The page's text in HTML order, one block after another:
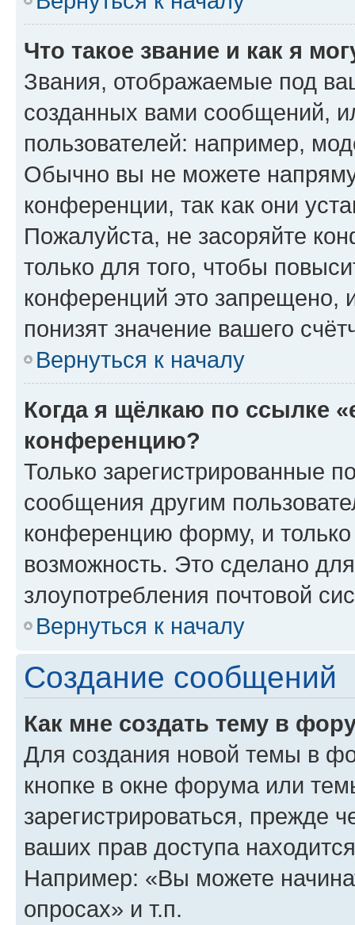
Что такое звание и как я
Звания, отображаемые под
созданных вами сообщений,
пользователей: например,
Обычно вы не можете
конференции, так как они
Пожалуйста, не засоряйте
только для того, чтобы
конференций это запрещено,
понизят значение вашего
Вернуться к началу
Когда я щёлкаю по ссылке
конференцию?
Только зарегистрированные
сообщения другим
конференцию форму, и
возможность. Это сделано
злоупотребления почтовой
Вернуться к началу
Создание сообщений
Как мне создать тему в
Для создания новой темы в
кнопке в окне форума или
зарегистрироваться, прежде
ваших прав доступа
Например: «Вы можете
опросах» и т.п.